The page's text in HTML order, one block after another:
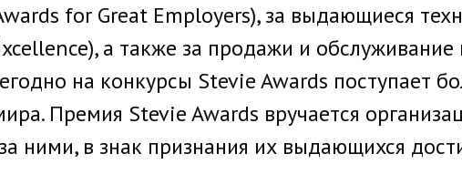
for Great Employers), за выдающиеся
а также за продажи и
на конкурсы Stevie Awards поступает
Премия Stevie Awards вручается
ними, в знак признания их выдающихся